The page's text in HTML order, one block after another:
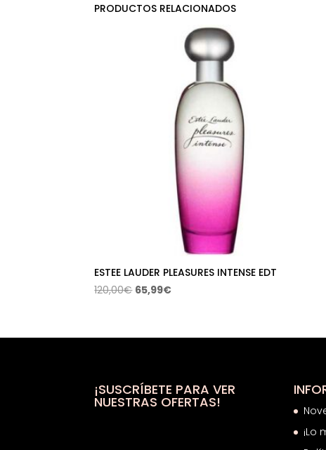
PRODUCTOS RELACIONADOS
ESTEE LAUDER PLEASURES INTENSE EDT
120,00€ El
era:
65,99€El
es:
¡SUSCRÍBETE PARA VER
NUESTRAS OFERTAS!
¡Lo